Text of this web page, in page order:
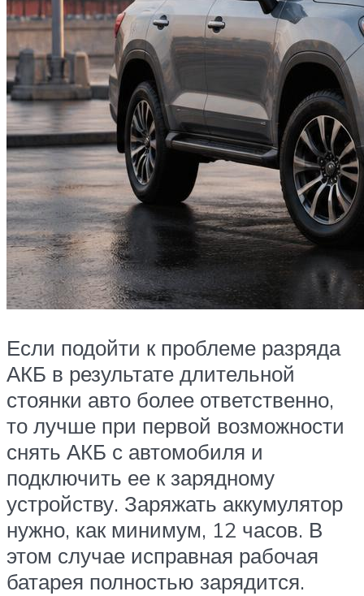
Если подойти к проблеме разряда
АКБ в результате длительной
стоянки авто более ответственно,
то лучше при первой возможности
снять АКБ с автомобиля и
подключить ее к зарядному
устройству. Заряжать аккумулятор
нужно, как минимум, 12 часов. В
этом случае исправная рабочая
батарея полностью зарядится.